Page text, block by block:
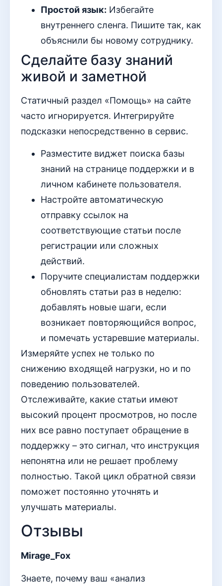
Простой язык: Избегайте
внутреннего сленга. Пишите так, как
объяснили бы новому сотруднику.
Сделайте базу знаний
живой и заметной
Статичный раздел «Помощь» на сайте
часто игнорируется. Интегрируйте
подсказки непосредственно в сервис.
Разместите виджет поиска базы
знаний на странице поддержки и в
личном кабинете пользователя.
Настройте автоматическую
отправку ссылок на
соответствующие статьи после
регистрации или сложных
действий.
Поручите специалистам поддержки
обновлять статьи раз в неделю:
добавлять новые шаги, если
возникает повторяющийся вопрос,
и помечать устаревшие материалы.
Измеряйте успех не только по
снижению входящей нагрузки, но и по
поведению пользователей.
Отслеживайте, какие статьи имеют
высокий процент просмотров, но после
них все равно поступает обращение в
поддержку – это сигнал, что инструкция
непонятна или не решает проблему
полностью. Такой цикл обратной связи
поможет постоянно уточнять и
улучшать материалы.
Отзывы
Mirage_Fox
Знаете, почему ваш «анализ